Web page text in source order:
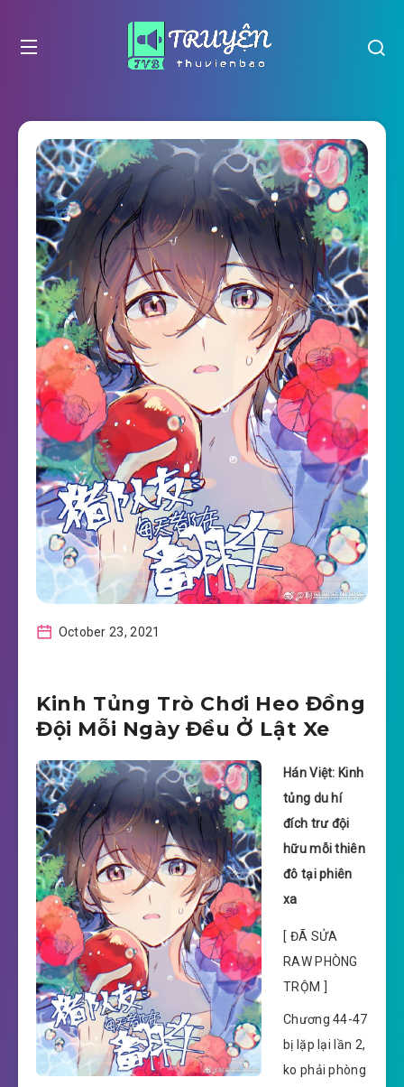
October 23, 2021
Kinh Tủng Trò Chơi Heo Đồng
Đội Mỗi Ngày Đều Ở Lật Xe
Hán Việt: Kinh
tủng du hí
đích trư đội
hữu mỗi thiên
đô tại phiên
xa
[ ĐÃ SỬA
RAW PHÒNG
TRỘM ]
Chương 44-47
bị lặp lại lần 2,
ko phải phòng